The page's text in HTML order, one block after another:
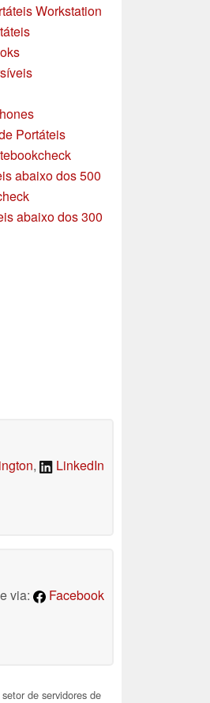
Workstation
Portáteis
abaixo dos 500
abaixo dos 300
, LinkedIn
via:
Facebook
de servidores de